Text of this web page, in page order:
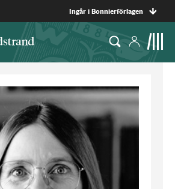
Ingår i Bonnierförlagen